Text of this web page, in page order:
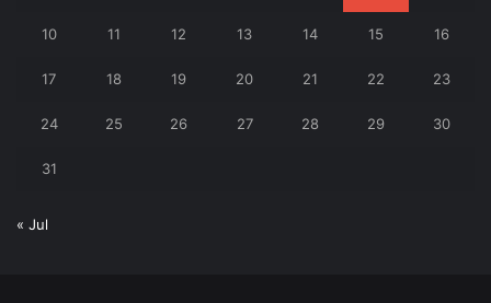
10 11 12 13 14 15 16
17 18 19 20 21 22 23
24 25 26 27 28 29 30
31
« Jul